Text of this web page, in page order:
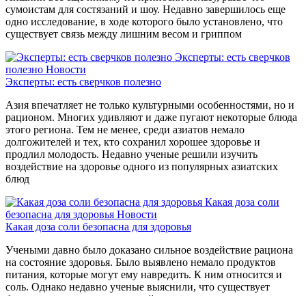
сумоистам для состязаний и шоу. Недавно завершилось еще
одно исследование, в ходе которого было установлено, что
существует связь между лишним весом и гриппом
Эксперты: есть сверчков
полезно Новости
Эксперты: есть сверчков полезно
Азия впечатляет не только культурными особенностями, но и
рационом. Многих удивляют и даже пугают некоторые блюда
этого региона. Тем не менее, среди азиатов немало
долгожителей и тех, кто сохранил хорошее здоровье и
продлил молодость. Недавно ученые решили изучить
воздействие на здоровье одного из популярных азиатских
блюд
Какая доза соли
безопасна для здоровья Новости
Какая доза соли безопасна для здоровья
Учеными давно было доказано сильное воздействие рациона
на состояние здоровья. Было выявлено немало продуктов
питания, которые могут ему навредить. К ним относится и
соль. Однако недавно ученые выяснили, что существует